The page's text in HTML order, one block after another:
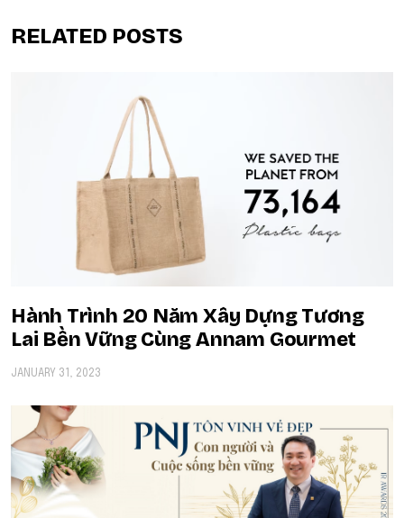
RELATED POSTS
Hành Trình 20 Năm Xây Dựng Tương
Lai Bền Vững Cùng Annam Gourmet
JANUARY 31, 2023